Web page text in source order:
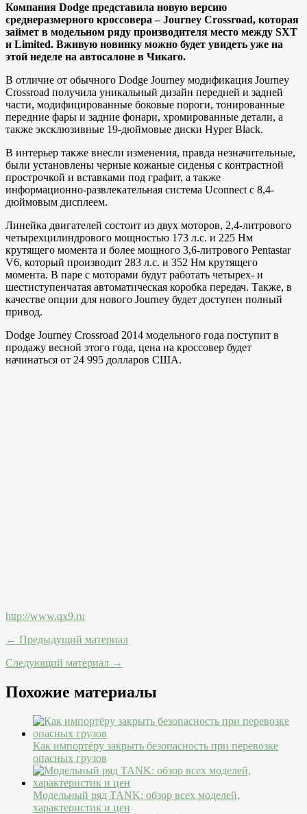
Компания Dodge представила новую версию
среднеразмерного кроссовера – Journey Crossroad, которая
займет в модельном ряду производителя место между SXT
и Limited. Вживую новинку можно будет увидеть уже на
этой неделе на автосалоне в Чикаго.
В отличие от обычного Dodge Journey модификация Journey
Crossroad получила уникальный дизайн передней и задней
части, модифицированные боковые пороги, тонированные
передние фары и задние фонари, хромированные детали, а
также эксклюзивные 19-дюймовые диски Hyper Black.
В интерьер также внесли изменения, правда незначительные,
были установлены черные кожаные сиденья с контрастной
прострочкой и вставками под графит, а также
информационно-развлекательная система Uconnect с 8,4-
дюймовым дисплеем.
Линейка двигателей состоит из двух моторов, 2,4-литрового
четырехцилиндрового мощностью 173 л.с. и 225 Нм
крутящего момента и более мощного 3,6-литрового Pentastar
V6, который производит 283 л.с. и 352 Нм крутящего
момента. В паре с моторами будут работать четырех- и
шестиступенчатая автоматическая коробка передач. Также, в
качестве опции для нового Journey будет доступен полный
привод.
Dodge Journey Crossroad 2014 модельного года поступит в
продажу весной этого года, цена на кроссовер будет
начинаться от 24 995 долларов США.
http://www.qx9.ru
← Предыдущий материал
Следующий материал →
Похожие материалы
Как импортёру закрыть безопасность при перевозке
опасных грузов
Модельный ряд TANK: обзор всех моделей,
характеристик и цен